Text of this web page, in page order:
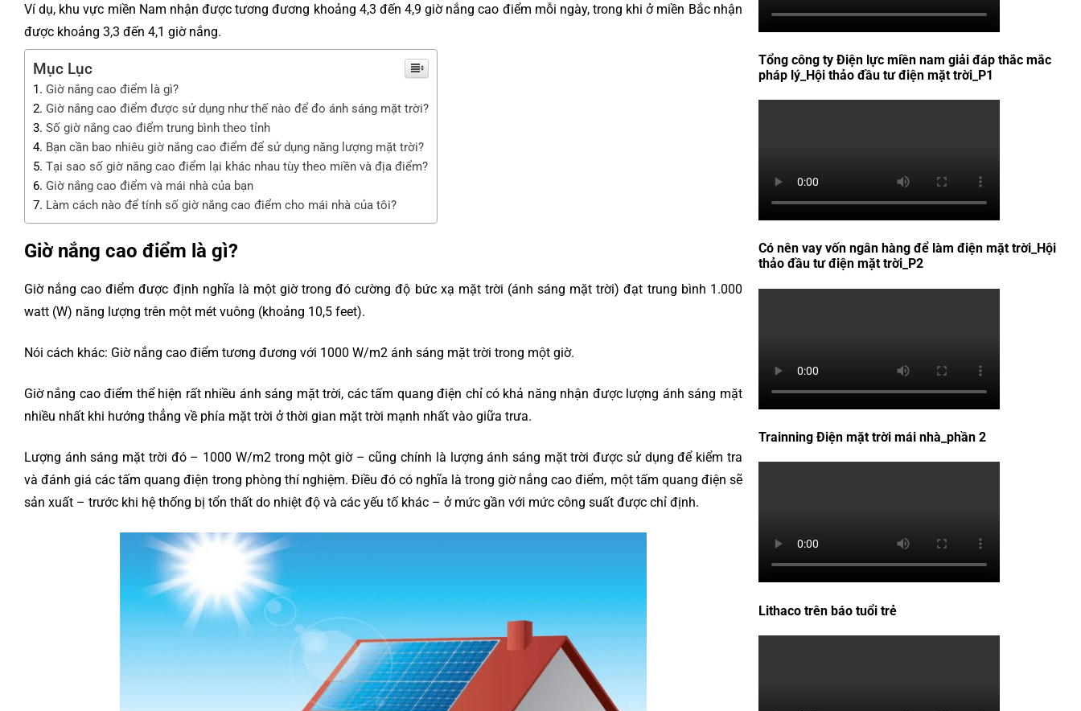
Ví dụ, khu vực miền Nam nhận được tương đương khoảng 4,3 đến 4,9 giờ nắng cao điểm mỗi ngày, trong khi ở miền Bắc nhận
được khoảng 3,3 đến 4,1 giờ nắng.
Mục Lục
Giờ nắng cao điểm là gì?
Giờ nắng cao điểm được sử dụng như thế nào để đo ánh sáng mặt trời?
Số giờ nắng cao điểm trung bình theo tỉnh
Bạn cần bao nhiêu giờ nắng cao điểm để sử dụng năng lượng mặt trời?
Tại sao số giờ nắng cao điểm lại khác nhau tùy theo miền và địa điểm?
Giờ nắng cao điểm và mái nhà của bạn
Làm cách nào để tính số giờ nắng cao điểm cho mái nhà của tôi?
Giờ nắng cao điểm là gì?
Giờ nắng cao điểm được định nghĩa là một giờ trong đó cường độ bức xạ mặt trời (ánh sáng mặt trời) đạt trung bình 1.000
watt (W) năng lượng trên một mét vuông (khoảng 10,5 feet).
Nói cách khác: Giờ nắng cao điểm tương đương với 1000 W/m2 ánh sáng mặt trời trong một giờ.
Giờ nắng cao điểm thể hiện rất nhiều ánh sáng mặt trời, các tấm quang điện chỉ có khả năng nhận được lượng ánh sáng mặt
nhiều nhất khi hướng thẳng về phía mặt trời ở thời gian mặt trời mạnh nhất vào giữa trưa.
Lượng ánh sáng mặt trời đó – 1000 W/m2 trong một giờ – cũng chính là lượng ánh sáng mặt trời được sử dụng để kiểm tra
và đánh giá các tấm quang điện trong phòng thí nghiệm. Điều đó có nghĩa là trong giờ nắng cao điểm, một tấm quang điện sẽ
sản xuất – trước khi hệ thống bị tổn thất do nhiệt độ và các yếu tố khác – ở mức gần với mức công suất được chỉ định.
Tổng công ty Điện lực miền nam giải đáp thắc mắc
pháp lý_Hội thảo đầu tư điện mặt trời_P1
Có nên vay vốn ngân hàng để làm điện mặt trời_Hội
thảo đầu tư điện mặt trời_P2
Trainning Điện mặt trời mái nhà_phần 2
Lithaco trên báo tuổi trẻ